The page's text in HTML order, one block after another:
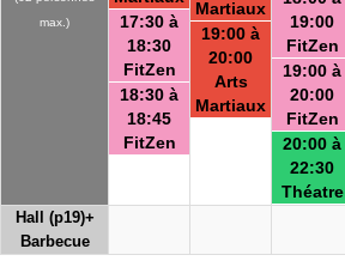
max.)
17:30 à
18:30
FitZen
18:30 à
18:45
FitZen
Martiaux
19:00 à
20:00
Arts
Martiaux
19:00
FitZen
19:00 à
20:00
FitZen
20:00 à
22:30
Théatre
Hall (p19)+
Barbecue